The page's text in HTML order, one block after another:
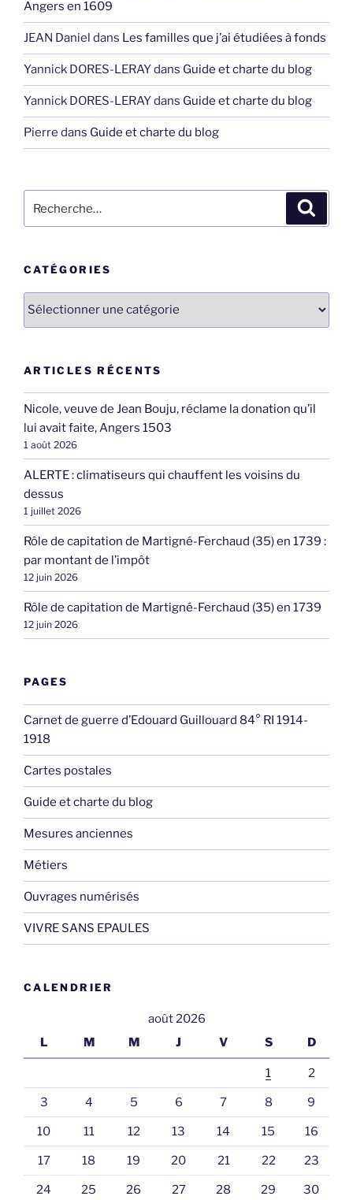
Angers en 1609
JEAN Daniel dans Les familles que j’ai étudiées à fonds
Yannick DORES-LERAYdans Guide et charte du blog
Yannick DORES-LERAYdans Guide et charte du blog
Pierre dans Guide et charte du blog
pour
CATÉGORIES
Catégories
ARTICLES RÉCENTS
Nicole, veuve de Jean Bouju, réclame la donation qu’il
lui avait faite, Angers 1503
1 août 2026
ALERTE : climatiseurs qui chauffent les voisins du
dessus
1 juillet 2026
Rôle de capitation de Martigné-Ferchaud (35) en 1739 :
par montant de l’impôt
12 juin 2026
Rôle de capitation de Martigné-Ferchaud (35) en 1739
12 juin 2026
PAGES
Carnet de guerre d’Edouard Guillouard 84° RI 1914-
1918
Cartes postales
Guide et charte du blog
Mesures anciennes
Métiers
Ouvrages numérisés
VIVRE SANS EPAULES
CALENDRIER
août 2026
L
M M J V S D
1 2
3 4 5 6 7 8 9
10 11 12 13 14 15 16
17 18 19 20 21 22 23
24 25 26 27 28 29 30